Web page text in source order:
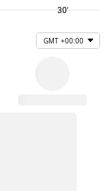
30'
GMT +00:00